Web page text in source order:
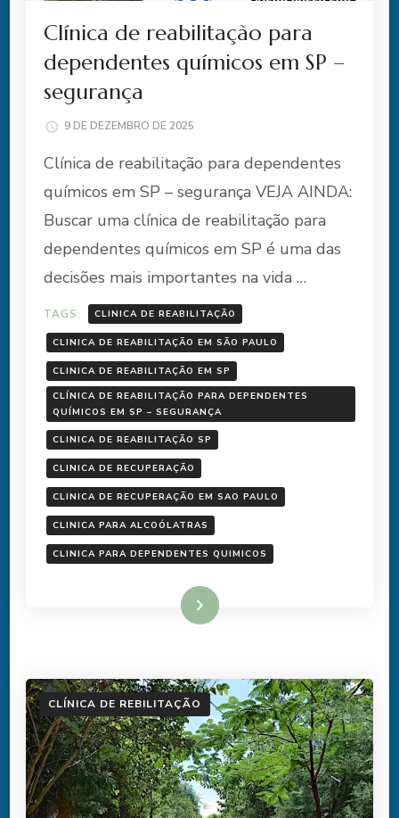
Clínica de reabilitação para
dependentes químicos em SP –
segurança
9 DE DEZEMBRO DE 2025
Clínica de reabilitação para dependentes
químicos em SP – segurança VEJA AINDA:
Buscar uma clínica de reabilitação para
dependentes químicos em SP é uma das
decisões mais importantes na vida …
TAGS: CLINICA DE REABILITAÇÃO
CLINICA DE REABILITAÇÃO EM SÃO PAULO
CLINICA DE REABILITAÇÃO EM SP
CLÍNICA DE REABILITAÇÃO PARA DEPENDENTES
QUÍMICOS EM SP – SEGURANÇA
CLINICA DE REABILITAÇÃO SP
CLINICA DE RECUPERAÇÃO
CLINICA DE RECUPERAÇÃO EM SAO PAULO
CLINICA PARA ALCOÓLATRAS
CLINICA PARA DEPENDENTES QUIMICOS
Ler mais
CLÍNICA DE REBILITAÇÃO